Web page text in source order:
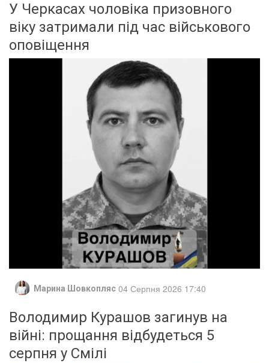
У Черкасах чоловіка призовного
віку затримали під час військового
оповіщення
Марина Шовкопляс 04 Серпня 2026 17:40
Володимир Курашов загинув на
війні: прощання відбудеться 5
серпня у Смілі